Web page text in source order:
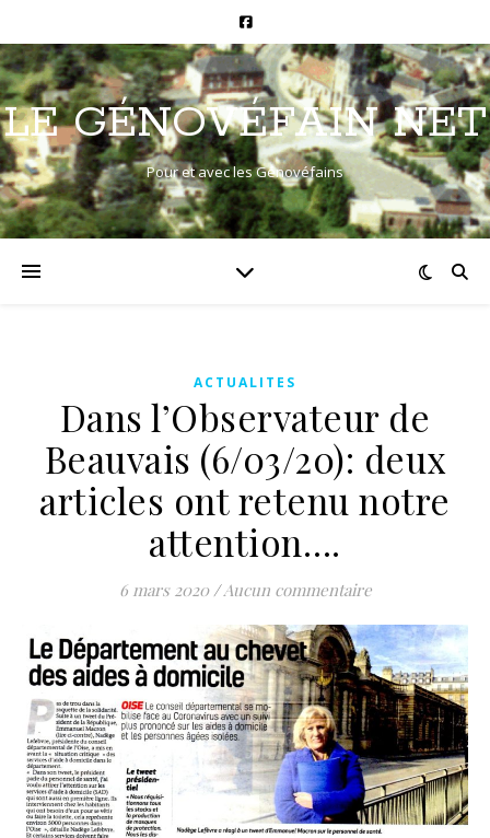
LE GÉNOVÉFAIN NET
Pour et avec les Génovéfains
ACTUALITES
Dans l’Observateur de
Beauvais (6/03/20): deux
articles ont retenu notre
attention….
6 mars 2020 /Aucun commentaire